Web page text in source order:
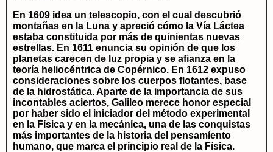
En 1609 idea un telescopio, con el cual descubrió
montañas en la Luna y apreció cómo la Vía Láctea
estaba constituida por más de quinientas nuevas
estrellas. En 1611 enuncia su opinión de que los
planetas carecen de luz propia y se afianza en la
teoría heliocéntrica de Copérnico. En 1612 expuso
consideraciones sobre los cuerpos flotantes, base
de la hidrostática. Aparte de la importancia de sus
incontables aciertos, Galileo merece honor especial
por haber sido el iniciador del método experimental
en la Física y en la mecánica, una de las conquistas
más importantes de la historia del pensamíento
humano, que marca el principio real de la Física.